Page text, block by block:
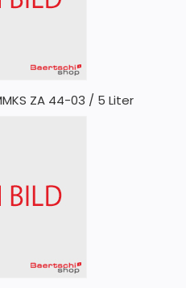
ZA 44-03 / 5 Liter